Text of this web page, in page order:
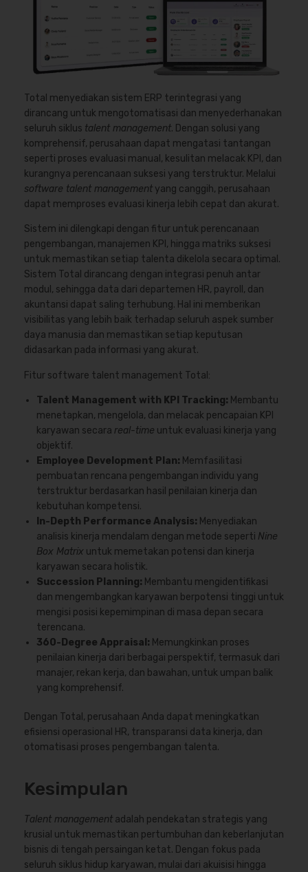
Total menyediakan sistem ERP terintegrasi yang
dirancang untuk mengotomatisasi dan menyederhanakan
seluruh siklus talent management. Dengan solusi yang
komprehensif, perusahaan dapat mengatasi tantangan
seperti proses evaluasi manual, kesulitan melacak KPI, dan
kurangnya perencanaan suksesi yang terstruktur. Melalui
software talent management yang canggih, perusahaan
dapat memproses evaluasi kinerja lebih cepat dan akurat.
Sistem ini dilengkapi dengan fitur untuk perencanaan
pengembangan, manajemen KPI, hingga matriks suksesi
untuk memastikan setiap talenta dikelola secara optimal.
Sistem Total dirancang dengan integrasi penuh antar
modul, sehingga data dari departemen HR, payroll, dan
akuntansi dapat saling terhubung. Hal ini memberikan
visibilitas yang lebih baik terhadap seluruh aspek sumber
daya manusia dan memastikan setiap keputusan
didasarkan pada informasi yang akurat.
Fitur software talent management Total:
Talent Management with KPI Tracking: Membantu
menetapkan, mengelola, dan melacak pencapaian KPI
karyawan secara real-time untuk evaluasi kinerja yang
objektif.
Employee Development Plan: Memfasilitasi
pembuatan rencana pengembangan individu yang
terstruktur berdasarkan hasil penilaian kinerja dan
kebutuhan kompetensi.
In-Depth Performance Analysis: Menyediakan
analisis kinerja mendalam dengan metode seperti Nine
Box Matrix untuk memetakan potensi dan kinerja
karyawan secara holistik.
Succession Planning: Membantu mengidentifikasi
dan mengembangkan karyawan berpotensi tinggi untuk
mengisi posisi kepemimpinan di masa depan secara
terencana.
360-Degree Appraisal: Memungkinkan proses
penilaian kinerja dari berbagai perspektif, termasuk dari
manajer, rekan kerja, dan bawahan, untuk umpan balik
yang komprehensif.
Dengan Total, perusahaan Anda dapat meningkatkan
efisiensi operasional HR, transparansi data kinerja, dan
otomatisasi proses pengembangan talenta.
Kesimpulan
Talent management adalah pendekatan strategis yang
krusial untuk memastikan pertumbuhan dan keberlanjutan
bisnis di tengah persaingan ketat. Dengan fokus pada
seluruh siklus hidup karyawan, mulai dari akuisisi hingga